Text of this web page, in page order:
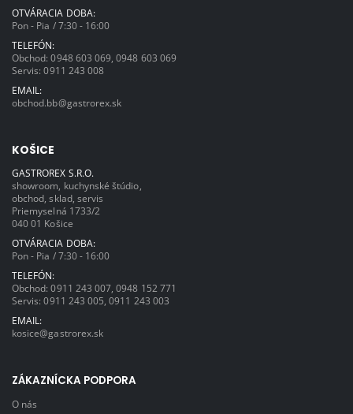
OTVÁRACIA DOBA:
Pon - Pia / 7:30 - 16:00
TELEFÓN:
Obchod:0948 603 069 ,0948 603 069
Servis:0911 243 008
EMAIL:
obchod.bb@gastrorex.sk
KOŠICE
GASTROREX S.R.O.
showroom, kuchynské štúdio,
obchod, sklad, servis
Priemyselná 1733/2
040 01 Košice
OTVÁRACIA DOBA:
Pon - Pia / 7:30 - 16:00
TELEFÓN:
Obchod:0911 243 007 ,0948 152 771
Servis:0911 243 005 ,0911 243 003
EMAIL:
kosice@gastrorex.sk
ZÁKAZNÍCKA PODPORA
O nás